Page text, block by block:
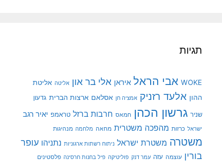
תגיות
WOKE אבי הראל איראן אלי בר און אליטה אליטת
ההון אלעד רזניק אמציה חן אסלאם ארצות הברית גדעון
שניר גרשון הכהן חמאס חרבות ברזל טראמפ יאיר רגב
ישראל כרזות מהפכה משטרית מחאה מלחמה מנהיגות
משטרה משטרת ישראל ניתוח רשתות ארגוניות נתניהו עופר
בורין עוצמה עזה עמר דנק פוליטיקה פיל בחנות חרסינה פלסטינים